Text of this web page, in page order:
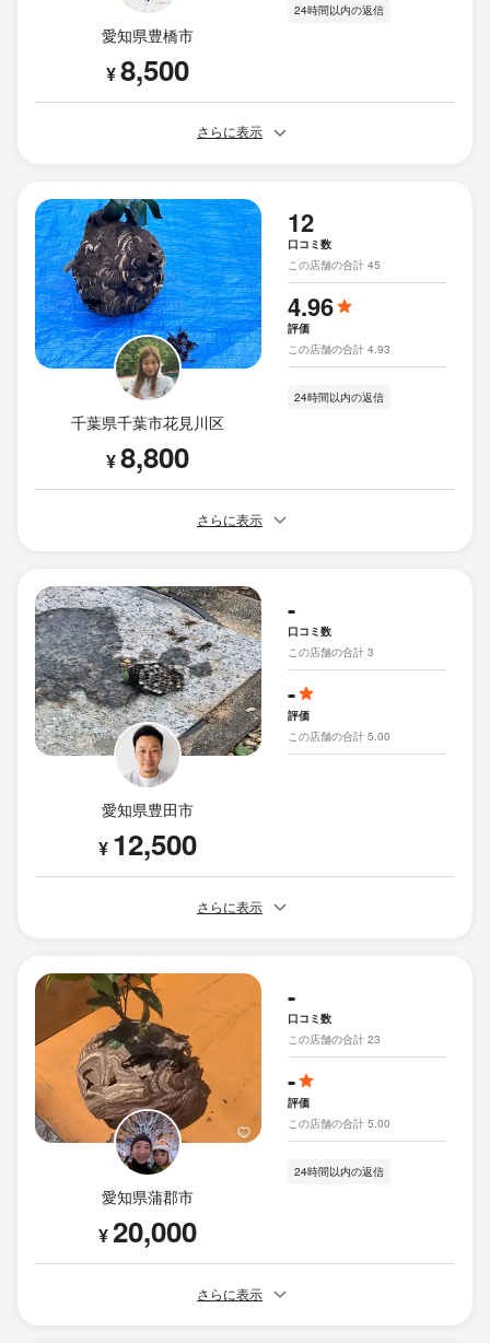
愛知県豊橋市
¥8,500
24時間以内の返信
さらに表示
千葉県千葉市花見川区
¥8,800
12
口コミ数
この店舗の合計 45
4.96
評価
この店舗の合計 4.93
24時間以内の返信
さらに表示
愛知県豊田市
¥ 12,500
-
口コミ数
この店舗の合計 3
-
評価
この店舗の合計 5.00
さらに表示
愛知県蒲郡市
¥20,000
-
口コミ数
この店舗の合計 23
-
評価
この店舗の合計 5.00
24時間以内の返信
さらに表示